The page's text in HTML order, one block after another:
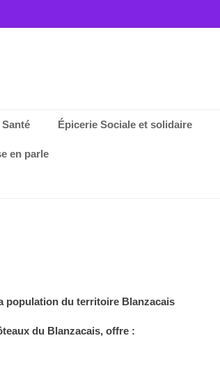
Épicerie Sociale et solidaire
en parle
population du territoire Blanzacais
du Blanzacais, offre :